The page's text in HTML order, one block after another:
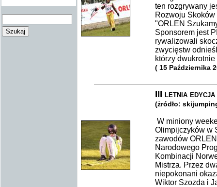
ten rozgrywany
Rozwoju
"ORLEN
Sponsorem jest
rywalizowali
zwycięstw
którzy
( 15 Października
III letnia
(żródło:
W miniony
Olimpijczyków w
zawodów
Narodowego
Kombinacji
Mistrza. Przez
niepokonani
Wiktor Szozda i